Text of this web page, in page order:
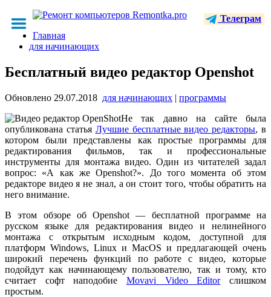
Телеграм
Главная
для начинающих
Бесплатный видео редактор Openshot
Обновлено 29.07.2018 для начинающих | программы
Не так давно на сайте была
опубликована статья Лучшие бесплатные видео редакторы, в
котором были представлены как простые программы для
редактирования фильмов, так и профессиональные
инструменты для монтажа видео. Один из читателей задал
вопрос: «А как же Openshot?». До того момента об этом
редакторе видео я не знал, а он стоит того, чтобы обратить на
него внимание.
В этом обзоре об Openshot — бесплатной программе на
русском языке для редактирования видео и нелинейного
монтажа с открытым исходным кодом, доступной для
платформ Windows, Linux и MacOS и предлагающей очень
широкий перечень функций по работе с видео, которые
подойдут как начинающему пользователю, так и тому, кто
считает софт наподобие Movavi Video Editorслишком
простым.